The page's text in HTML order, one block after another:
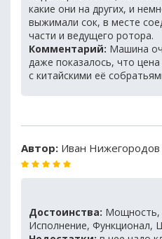
какие они на других, и
выжимали сок, в месте
части и ведущего ротора.
Комментарий: Машина
даже показалось, что
с китайскими её
Автор: Иван Нижегородов
Достоинства: Мощность,
Исполнение, Функционал,